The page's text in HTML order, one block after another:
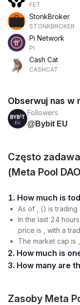
FET
StonkBroker
STONKBROKER
Pi Network
PI
Cash Cat
CASHCAT
Obserwuj nas w
Followers
@Bybit EU
Często
(Meta Pool
1. How
As of , () is trading
In the last 24
price is , with a
The market cap is
2. How much is
3. How
Zasoby Meta